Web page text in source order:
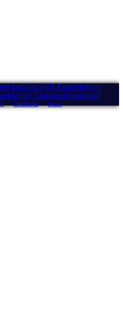
fand das ZidZ-Fantreffen am
bei Amazon.de bestellen!
Drehorte Stars